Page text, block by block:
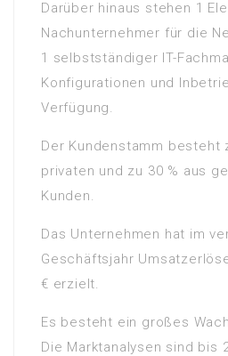
Darüber hinaus stehen 1
Nachunternehmer für die
1 selbstständiger IT-
Konfigurationen und
Verfügung.
Der Kundenstamm besteht
privaten und zu 30 % aus
Kunden.
Das Unternehmen hat im
Geschäftsjahr
€ erzielt.
Es besteht ein großes
Die Marktanalysen sind bis